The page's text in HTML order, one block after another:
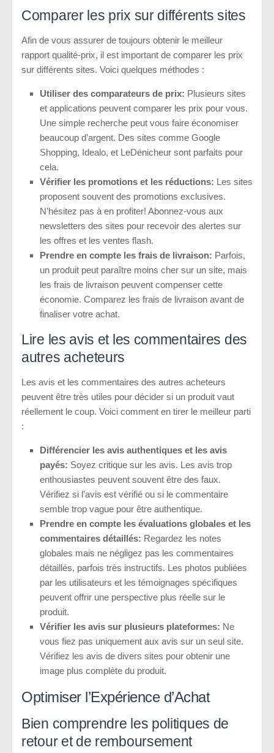
Comparer les prix sur différents sites
Afin de vous assurer de toujours obtenir le meilleur
rapport qualité-prix, il est important de comparer les prix
sur différents sites. Voici quelques méthodes :
Utiliser des comparateurs de prix: Plusieurs sites
et applications peuvent comparer les prix pour vous.
Une simple recherche peut vous faire économiser
beaucoup d’argent. Des sites comme Google
Shopping, Idealo, et LeDénicheur sont parfaits pour
cela.
Vérifier les promotions et les réductions: Les sites
proposent souvent des promotions exclusives.
N’hésitez pas à en profiter! Abonnez-vous aux
newsletters des sites pour recevoir des alertes sur
les offres et les ventes flash.
Prendre en compte les frais de livraison: Parfois,
un produit peut paraître moins cher sur un site, mais
les frais de livraison peuvent compenser cette
économie. Comparez les frais de livraison avant de
finaliser votre achat.
Lire les avis et les commentaires des
autres acheteurs
Les avis et les commentaires des autres acheteurs
peuvent être très utiles pour décider si un produit vaut
réellement le coup. Voici comment en tirer le meilleur parti
:
Différencier les avis authentiques et les avis
payés: Soyez critique sur les avis. Les avis trop
enthousiastes peuvent souvent être des faux.
Vérifiez si l’avis est vérifié ou si le commentaire
semble trop vague pour être authentique.
Prendre en compte les évaluations globales et les
commentaires détaillés: Regardez les notes
globales mais ne négligez pas les commentaires
détaillés, parfois très instructifs. Les photos publiées
par les utilisateurs et les témoignages spécifiques
peuvent offrir une perspective plus réelle sur le
produit.
Vérifier les avis sur plusieurs plateformes: Ne
vous fiez pas uniquement aux avis sur un seul site.
Vérifiez les avis de divers sites pour obtenir une
image plus complète du produit.
Optimiser l’Expérience d’Achat
Bien comprendre les politiques de
retour et de remboursement